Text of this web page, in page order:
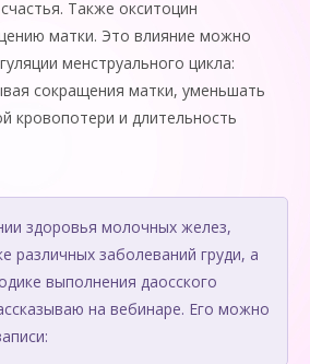
Также окситоцин
матки. Это влияние можно
менструального цикла:
сокращения матки, уменьшать
кровопотери и длительность
здоровья молочных желез,
различных заболеваний груди, а
выполнения даосского
на вебинаре. Его можно